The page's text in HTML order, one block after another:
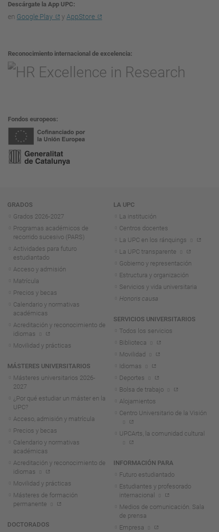
Descárgate la App UPC
en Google Play y AppStore
Reconocimiento internacional de excelencia
Fondos europeos
Navegación
GRADOS
Grados 2026-2027
Programas académicos de
recorrido sucesivo (PARS)
Actividades para futuro
estudiantado
Acceso y admisión
Matrícula
Precios y becas
Calendario y normativas
académicas
Acreditación y reconocimiento de
idiomas
Movilidad y prácticas
MÁSTERES UNIVERSITARIOS
Másteres universitarios 2026-
2027
¿Por qué estudiar un máster en la
UPC?
Acceso, admisión y matrícula
Precios y becas
Calendario y normativas
académicas
Acreditación y reconocimiento de
idiomas
Movilidad y prácticas
Másteres de formación
permanente
DOCTORADOS
LA UPC
La institución
Centros docentes
La UPC en los ránquings
La UPC transparente
Gobierno y representación
Estructura y organización
Servicios y vida universitaria
Honoris causa
SERVICIOS UNIVERSITARIOS
Todos los servicios
Biblioteca
Movilidad
Idiomas
Deportes
Bolsa de trabajo
Alojamientos
Centro Universitario de la Visión
UPCArts, la comunidad cultural
INFORMACIÓN PARA
Futuro estudiantado
Estudiantes y profesorado
internacional
Medios de comunicación. Sala
de prensa
Empresa